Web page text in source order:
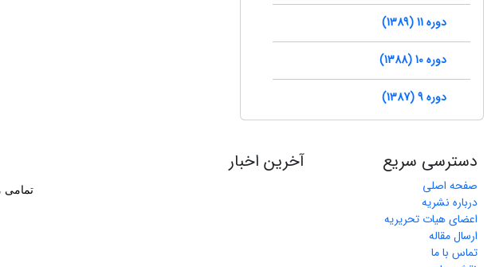
دوره 11 (1389)
دوره 10 (1388)
دوره 9 (1387)
دسترسی سریع
صفحه اصلی
درباره نشریه
اعضای هیات تحریریه
ارسال مقاله
تماس با ما
آخرین اخبار